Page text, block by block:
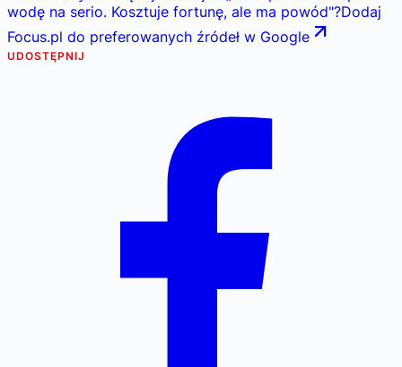
wodę na serio. Kosztuje fortunę, ale ma powód"?Dodaj
Focus.pl do preferowanych źródeł w Google
UDOSTĘPNIJ